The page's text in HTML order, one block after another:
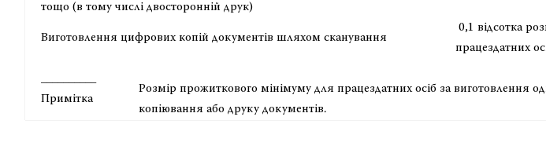
тощо (в тому числі двосторонній друк)
Виготовлення цифрових копій документів шляхом сканування
0,1 відсотка
працездатних
Примітка
Розмір прожиткового мінімуму для працездатних осіб за виготовлення
копіювання або друку документів.